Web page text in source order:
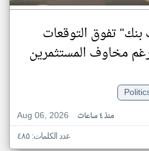
تفوق التوقعات
مخاوف المستثمرين
Aug 06, 2026
منذ ٤ ساعات
عدد الكلمات: ٤٨٥